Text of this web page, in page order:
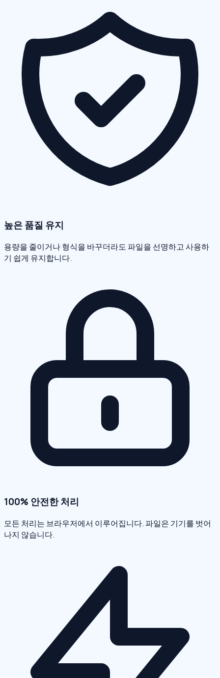
높은 품질 유지
용량을 줄이거나 형식을 바꾸더라도 파일을 선명하고 사용하
기 쉽게 유지합니다.
100% 안전한 처리
모든 처리는 브라우저에서 이루어집니다. 파일은 기기를 벗어
나지 않습니다.